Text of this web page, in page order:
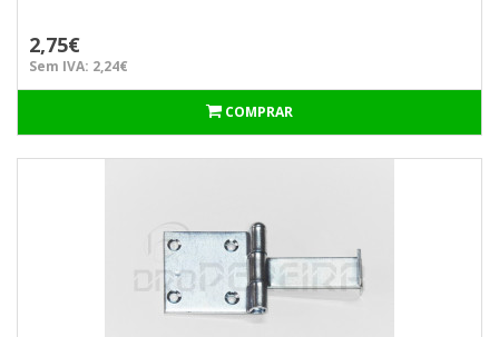
2,75€
Sem IVA: 2,24€
COMPRAR